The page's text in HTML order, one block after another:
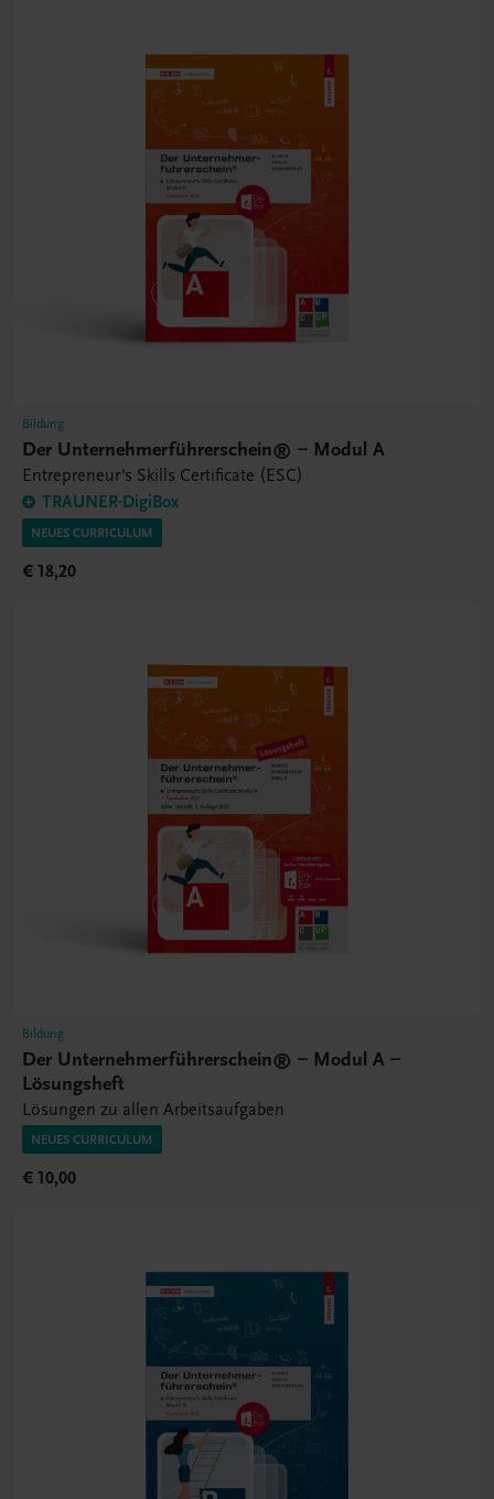
Bildung
Der Unternehmerführerschein® – Modul A
Entrepreneur's Skills Certificate (ESC)
TRAUNER-DigiBox
NEUES CURRICULUM
€ 18,20
Bildung
Der Unternehmerführerschein® – Modul A –
Lösungsheft
Lösungen zu allen Arbeitsaufgaben
NEUES CURRICULUM
€ 10,00